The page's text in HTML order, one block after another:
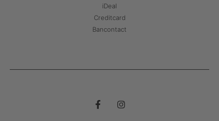
iDeal
Creditcard
Bancontact